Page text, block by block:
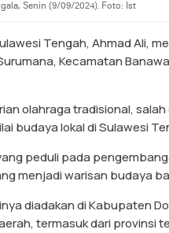
Senin (9/09/2024). Foto: Ist
Tengah, Ahmad Ali,
Kecamatan
olahraga tradisional,
budaya lokal di Sulawesi
peduli pada
menjadi warisan budaya
diadakan di Kabupaten
termasuk dari provinsi